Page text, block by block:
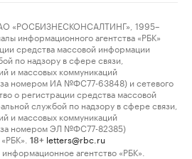
«РОСБИЗНЕСКОНСАЛТИНГ», 1995–
информационного агентства «РБК»
средства массовой информации
по надзору в сфере связи,
и массовых коммуникаций
номером ИА №ФС77-63848) и сетевого
о регистрации средства массовой
службой по надзору в сфере связи,
и массовых коммуникаций
за номером ЭЛ №ФС77-82385)
18+ letters@rbc.ru
агентство «РБК».